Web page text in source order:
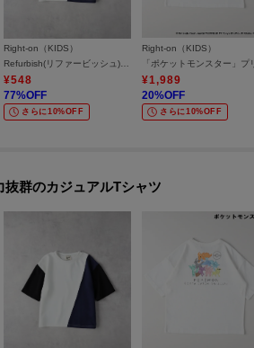
Right-on（KIDS）
¥548
77%OFF
さらに10%OFF
Right-on（KIDS）
¥1,989
20%OFF
さらに10%OFF
抜群のカジュアルTシャツ